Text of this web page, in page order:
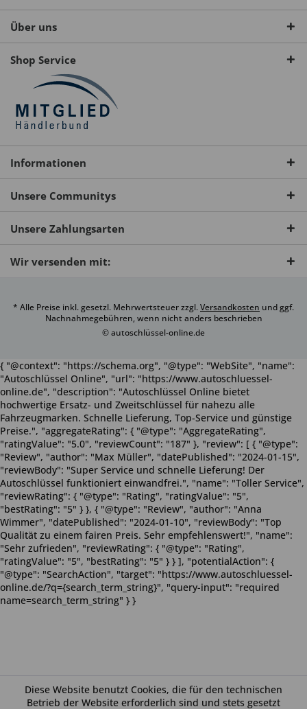
Über uns
Shop Service
Informationen
Unsere Communitys
Unsere Zahlungsarten
Wir versenden mit:
* Alle Preise inkl. gesetzl. Mehrwertsteuer zzgl.Versandkosten und ggf.
Nachnahmegebühren, wenn nicht anders beschrieben
© autoschlüssel-online.de
Diese Website benutzt Cookies, die für den technischen
Betrieb der Website erforderlich sind und stets gesetzt
{ "@context": "https://schema.org", "@type": "WebSite", "name":
"Autoschlüssel Online", "url": "https://www.autoschluessel-
online.de", "description": "Autoschlüssel Online bietet
hochwertige Ersatz- und Zweitschlüssel für nahezu alle
Fahrzeugmarken. Schnelle Lieferung, Top-Service und günstige
Preise.", "aggregateRating": { "@type": "AggregateRating",
"ratingValue": "5.0", "reviewCount": "187" }, "review": [ { "@type":
"Review", "author": "Max Müller", "datePublished": "2024-01-15",
"reviewBody": "Super Service und schnelle Lieferung! Der
Autoschlüssel funktioniert einwandfrei.", "name": "Toller Service",
"reviewRating": { "@type": "Rating", "ratingValue": "5",
"bestRating": "5" } }, { "@type": "Review", "author": "Anna
Wimmer", "datePublished": "2024-01-10", "reviewBody": "Top
Qualität zu einem fairen Preis. Sehr empfehlenswert!", "name":
"Sehr zufrieden", "reviewRating": { "@type": "Rating",
"ratingValue": "5", "bestRating": "5" } } ], "potentialAction": {
"@type": "SearchAction", "target": "https://www.autoschluessel-
online.de/?q={search_term_string}", "query-input": "required
name=search_term_string" } }